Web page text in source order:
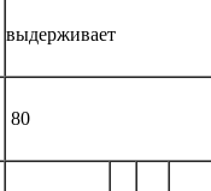
выдерживает
80